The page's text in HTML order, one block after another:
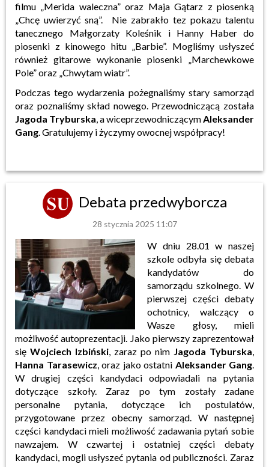
filmu „Merida waleczna” oraz Maja Gątarz z piosenką
„Chcę uwierzyć sną”. Nie zabrakło tez pokazu talentu
tanecznego Małgorzaty Koleśnik i Hanny Haber do
piosenki z kinowego hitu „Barbie”. Mogliśmy usłyszeć
również gitarowe wykonanie piosenki „Marchewkowe
Pole” oraz „Chwytam wiatr”.
Podczas tego wydarzenia pożegnaliśmy stary samorząd
oraz poznaliśmy skład nowego. Przewodniczącą została
Jagoda Tryburska, a wiceprzewodniczącymAleksander
Gang. Gratulujemy i życzymy owocnej współpracy!
Debata przedwyborcza
28 stycznia 2025 11:07
W dniu 28.01 w naszej
szkole odbyła się debata
kandydatów do
samorządu szkolnego. W
pierwszej części debaty
ochotnicy, walczący o
Wasze głosy, mieli
możliwość autoprezentacji. Jako pierwszy zaprezentował
się Wojciech Izbiński, zaraz po nim Jagoda Tyburska,
Hanna Tarasewicz, oraz jako ostatni Aleksander Gang.
W drugiej części kandydaci odpowiadali na pytania
dotyczące szkoły. Zaraz po tym zostały zadane
personalne pytania, dotyczące ich postulatów,
przygotowane przez obecny samorząd. W następnej
części kandydaci mieli możliwość zadawania pytań sobie
nawzajem. W czwartej i ostatniej części debaty
kandydaci, mogli usłyszeć pytania od publiczności. Zaraz